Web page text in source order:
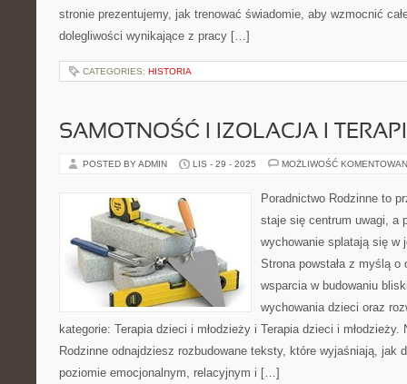
stronie prezentujemy, jak trenować świadomie, aby wzmocnić
dolegliwości wynikające z pracy […]
CATEGORIES: HISTORIA
SAMOTNOŚĆ I IZOLACJA I
POSTED BY ADMIN LIS - 29 - 2025 MOŻLIWOŚĆ
Poradnictwo Rodzinne to
staje się centrum uwagi, a
wychowanie splatają się w
Strona powstała z myślą
wsparcia w budowaniu
wychowania dzieci oraz
kategorie: Terapia dzieci i młodzieży i Terapia dzieci i młodzieży.
Rodzinne odnajdziesz rozbudowane teksty, które wyjaśniają, jak
poziomie emocjonalnym, relacyjnym i […]